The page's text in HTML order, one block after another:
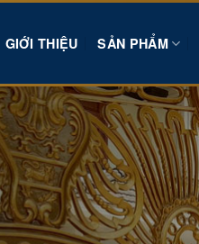
GIỚI THIỆU SẢN PHẨM